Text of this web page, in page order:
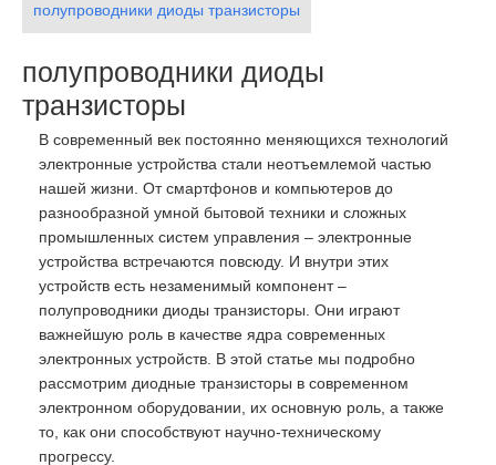
полупроводники диоды транзисторы
полупроводники диоды
транзисторы
В современный век постоянно меняющихся технологий
электронные устройства стали неотъемлемой частью
нашей жизни. От смартфонов и компьютеров до
разнообразной умной бытовой техники и сложных
промышленных систем управления – электронные
устройства встречаются повсюду. И внутри этих
устройств есть незаменимый компонент –
полупроводники диоды транзисторы. Они играют
важнейшую роль в качестве ядра современных
электронных устройств. В этой статье мы подробно
рассмотрим диодные транзисторы в современном
электронном оборудовании, их основную роль, а также
то, как они способствуют научно-техническому
прогрессу.